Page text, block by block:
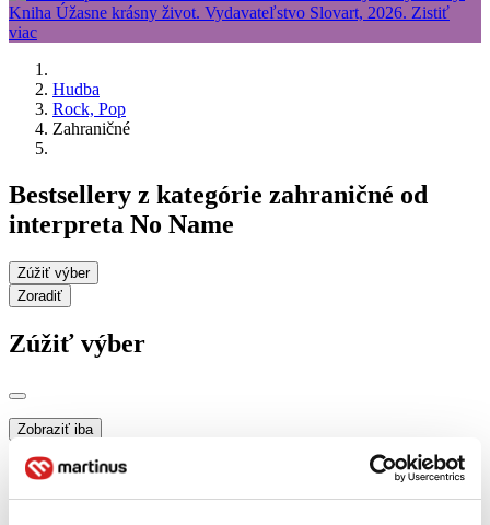
Hudba
Rock, Pop
Zahraničné
Bestsellery z kategórie zahraničné od
interpreta No Name
Zúžiť výber
Zoradiť
Zúžiť výber
Zobraziť iba
zľavnené tituly (0 titulov)